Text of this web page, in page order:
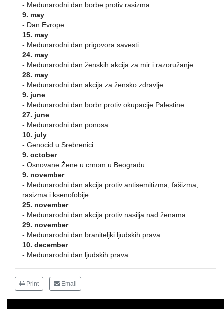
- Međunarodni dan borbe protiv rasizma
9. may
- Dan Evrope
15. may
- Međunarodni dan prigovora savesti
24. may
- Međunarodni dan ženskih akcija za mir i razoružanje
28. may
- Međunarodni dan akcija za žensko zdravlje
9. june
- Međunarodni dan borbr protiv okupacije Palestine
27. june
- Međunarodni dan ponosa
10. july
- Genocid u Srebrenici
9. october
- Osnovane Žene u crnom u Beogradu
9. november
- Međunarodni dan akcija protiv antisemitizma, fašizma,
rasizma i ksenofobije
25. november
- Međunarodni dan akcija protiv nasilja nad ženama
29. november
- Međunarodni dan braniteljki ljudskih prava
10. december
- Međunarodni dan ljudskih prava
Print Email